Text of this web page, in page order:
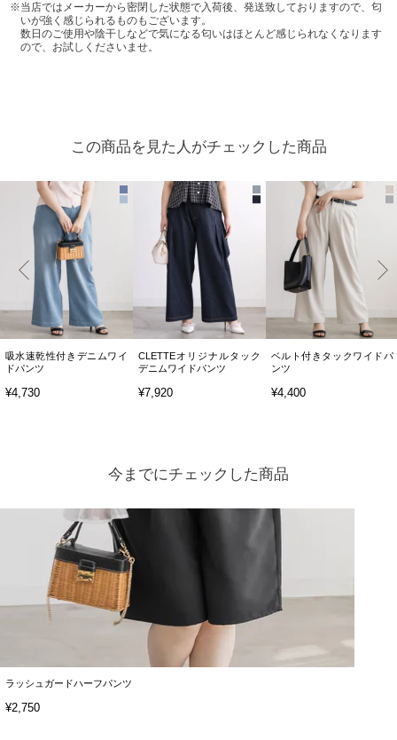
当店ではメーカーから密閉した状態で入荷後、発送致しておりますので、匂
いが強く感じられるものもございます。
数日のご使用や陰干しなどで気になる匂いはほとんど感じられなくなります
ので、お試しくださいませ。
この商品を見た人がチェックした商品
吸水速乾性付きデニムワイ
ドパンツ
¥4,730
CLETTEオリジナルタック
デニムワイドパンツ
¥7,920
ベルト付きタックワイドパ
ンツ
¥4,400
今までにチェックした商品
ラッシュガードハーフパンツ
¥2,750